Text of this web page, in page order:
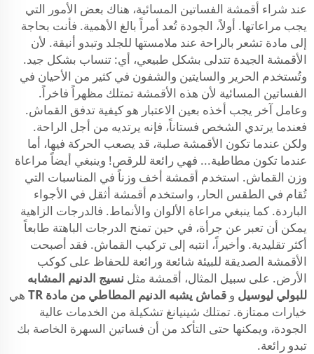
عند شراء أقمشة الفساتين المسائية، هناك بعض الأمور التي
يجب مراعاتها. أولاً، الجودة تُعد أمراً بالغ الأهمية. فأنت بحاجة
إلى مادة تشعر بالراحة عند ملامستها للجلد وتبدو أنيقة. لأن
الأقمشة الجيدة تتدلى بشكل طبيعي، أي: تنساب بشكل جيد.
وتُستخدم الحرير والسايتين والشفون في كثير من الأحيان في
الفساتين المسائية لأن هذه الأقمشة تمتلك مظهراً فاخراً.
وعامل آخر يجب أخذه بعين الاعتبار هو كيفية تدفق القماش.
فعندما يرتدي الشخص فستاناً، فإنه يرتديه من أجل الراحة.
ولكن عندما تكون الأقمشة صلبة، قد يصعب الحركة فيها، أما
عندما تكون مطاطية... فهي رائعة للرقص! وينبغي أيضاً مراعاة
وزن القماش. استخدم أقمشة أخف وزناً في المناسبات التي
تُقام في الطقس الحار، واستخدم أقمشة أثقل في الأجواء
الباردة. كما ينبغي مراعاة الألوان والأنماط. فالدرجات الزاهية
يمكن أن تعبر عن جرأة، في حين تمنح الدرجات الباهتة طابعاً
أكثر تقليدية. وأخيراً، انتبه إلى تركيب القماش. فقد أصبحت
الأقمشة الصديقة للبيئة شائعة ورائعة للحفاظ على كوكب
الأرض. على سبيل المثال، أقمشة مثل نسيج الدنيم المشابه
للبولي ليوسيل و قماش يشبه الدنيم المطاطي من مادة TR
هي
خيارات ممتازة. تمتلك شينيانغ تشكيلة من الخدمات عالية
الجودة، ويمكنها حتى التأكد من أن فساتين السهرة الخاصة بك
تبدو رائعة.